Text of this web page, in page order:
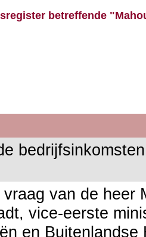
betreffende
van de heer
vice-eerste
en Buitenlandse